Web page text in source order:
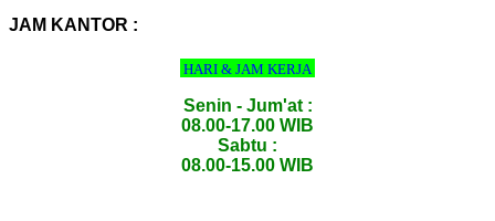
JAM KANTOR :
HARI & JAM KERJA
Senin - Jum'at :
08.00-17.00 WIB
Sabtu :
08.00-15.00 WIB